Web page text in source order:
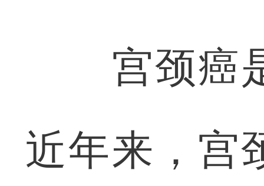
宫颈癌是
近年来，宫